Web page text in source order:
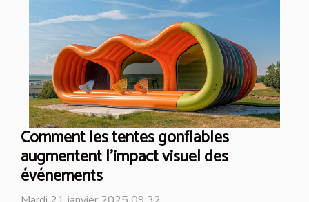
Comment les tentes gonflables
augmentent l'impact visuel des
événements